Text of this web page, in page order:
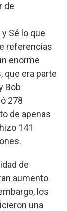
de
Sé lo que
referencias
enorme
que era parte
Bob
278
de apenas
141
de
aumento
los
una